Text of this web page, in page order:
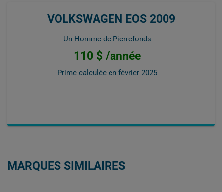
VOLKSWAGEN EOS 2009
Un Homme de Pierrefonds
110 $ /année
Prime calculée en février 2025
MARQUES SIMILAIRES